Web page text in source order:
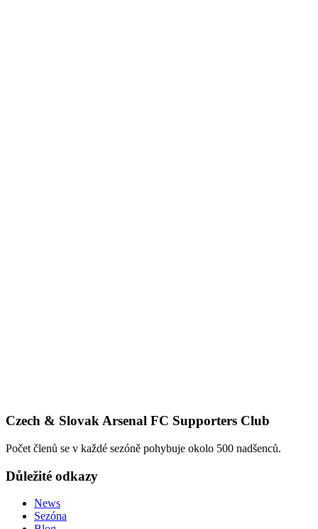
Czech & Slovak Arsenal FC Supporters Club
Počet členů se v každé sezóně pohybuje okolo 500 nadšenců.
Důležité odkazy
News
Sezóna